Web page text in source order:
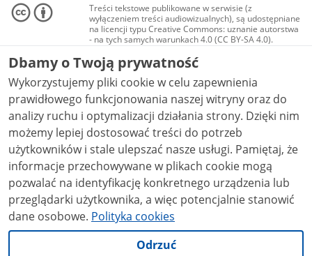
Treści tekstowe publikowane w serwisie (z
wyłączeniem treści audiowizualnych), są udostępniane
na licencji typu Creative Commons: uznanie autorstwa
- na tych samych warunkach 4.0 (CC BY-SA 4.0).
Materiały audiowizualne, w tym zdjęcia, materiały
audio i wideo, są udostępniane na licencji typu
Creative Commons: uznanie autorstwa użycie
niekomercyjne - bez utworów zależnych 4.0 (CC BY-
NC-ND 4.0), o ile nie jest to stwierdzone inaczej.
Dbamy o Twoją prywatność
Wykorzystujemy pliki cookie w celu zapewnienia
prawidłowego funkcjonowania naszej witryny oraz do
analizy ruchu i optymalizacji działania strony. Dzięki nim
możemy lepiej dostosować treści do potrzeb
użytkowników i stale ulepszać nasze usługi. Pamiętaj, że
informacje przechowywane w plikach cookie mogą
pozwalać na identyfikację konkretnego urządzenia lub
przeglądarki użytkownika, a więc potencjalnie stanowić
dane osobowe. Polityka cookies
Odrzuć